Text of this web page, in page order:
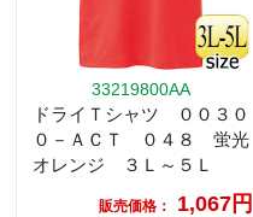
33219800AA
ドライＴシャツ ００３０
０－ＡＣＴ ０４８ 蛍光
オレンジ ３Ｌ～５Ｌ
販売価格： 1,067円